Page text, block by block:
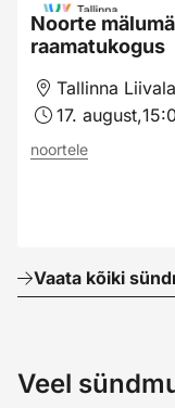
Noorte
raamatukogus
Tallinna
17. august,
noortele
Vaata kõiki
Veel